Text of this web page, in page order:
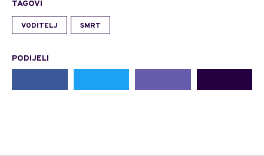
TAGOVI
VODITELJ SMRT
PODIJELI